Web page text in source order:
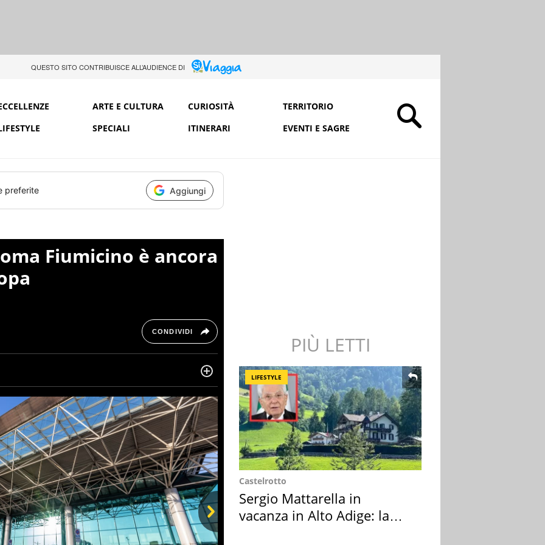
QUESTO SITO CONTRIBUISCE ALL’AUDIENCE DI
ARTE E CULTURA CURIOSITÀ
TERRITORIO
SPECIALI ITINERARI EVENTI E SAGRE
preferite Aggiungi
Fiumicino è ancora
CONDIVIDI
di belle storie e di viaggi, scrive da quando ne
le piace tenersi informata su ciò che accade
Next
PIÙ LETTI
LIFESTYLE
Castelrotto
Sergio Mattarella in
vacanza in Alto Adige: la